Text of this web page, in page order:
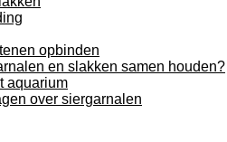
opbinden
en slakken samen houden?
aquarium
over siergarnalen